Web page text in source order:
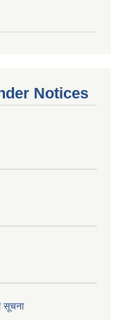
Notices
सूचना